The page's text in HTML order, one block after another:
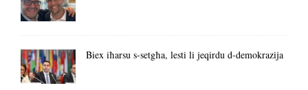
Biex iħarsu s-setgħa, lesti li jeqirdu d-demokrazija